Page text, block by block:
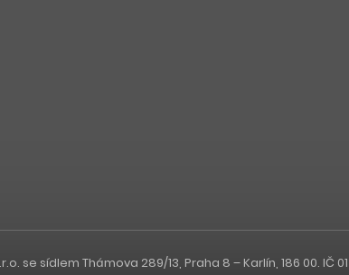
sídlem Thámova 289/13, Praha 8 – Karlín, 186 00. IČ